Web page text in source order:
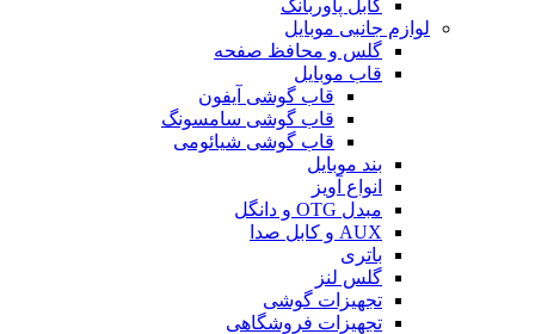
کابل پاوربانک
لوازم جانبی موبایل
گلس و محافظ صفحه
قاب موبایل
قاب گوشی آیفون
قاب گوشی سامسونگ
قاب گوشی شیائومی
بند موبایل
انواع آویز
مبدل OTG و دانگل
AUX و کابل صدا
باتری
گلس لنز
تجهیزات گوشی
تجهیزات فروشگاهی